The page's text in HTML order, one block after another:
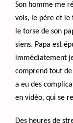
Son homme me
vois, le père et le
le torse de son
siens. Papa est
immédiatement
comprend tout
a eu des
en vidéo, qui se
Des heures de